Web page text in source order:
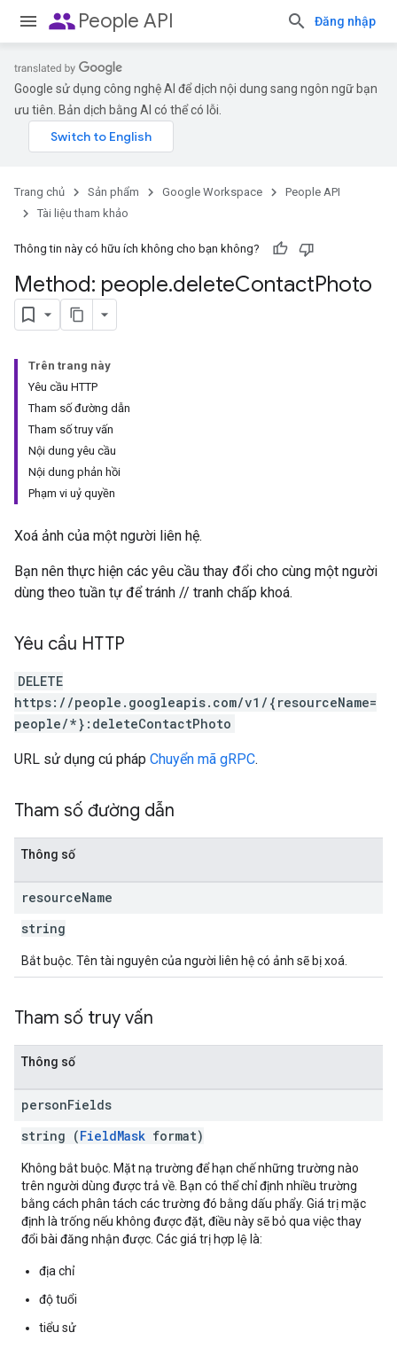
peoplePeople API Đăng nhập
Google sử dụng công nghệ AI để dịch nội dung sang ngôn ngữ bạn
ưu tiên. Bản dịch bằng AI có thể có lỗi.
Trang chủ Sản phẩm Google Workspace
People API
Tài liệu tham khảo
Thông tin này có hữu ích không cho bạn không?
Method: people.deleteContactPhoto
Trên trang này
Yêu cầu HTTP
Tham số đường dẫn
Tham số truy vấn
Nội dung yêu cầu
Nội dung phản hồi
Phạm vi uỷ quyền
Xoá ảnh của một người liên hệ.
Bạn nên thực hiện các yêu cầu thay đổi cho cùng một người
dùng theo tuần tự để tránh // tranh chấp khoá.
Yêu cầu HTTP
DELETE
https://people.googleapis.com/v1/{resourceName=
people/*}:deleteContactPhoto
URL sử dụng cú pháp Chuyển mã gRPC.
Tham số đường dẫn
Thông số
resourceName
string
Bắt buộc. Tên tài nguyên của người liên hệ có ảnh sẽ bị xoá.
Tham số truy vấn
Thông số
personFields
string (FieldMask format)
Không bắt buộc. Mặt nạ trường để hạn chế những trường nào
trên người dùng được trả về. Bạn có thể chỉ định nhiều trường
bằng cách phân tách các trường đó bằng dấu phẩy. Giá trị mặc
định là trống nếu không được đặt, điều này sẽ bỏ qua việc thay
đổi bài đăng nhận được. Các giá trị hợp lệ là:
địa chỉ
độ tuổi
tiểu sử